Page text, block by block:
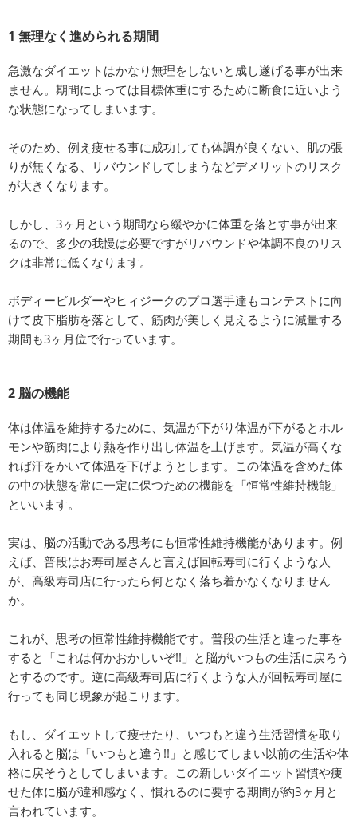
1 無理なく進められる期間
急激なダイエットはかなり無理をしないと成し遂げる事が出来
ません。期間によっては目標体重にするために断食に近いよう
な状態になってしまいます。
そのため、例え痩せる事に成功しても体調が良くない、肌の張
りが無くなる、リバウンドしてしまうなどデメリットのリスク
が大きくなります。
しかし、3ヶ月という期間なら緩やかに体重を落とす事が出来
るので、多少の我慢は必要ですがリバウンドや体調不良のリス
クは非常に低くなります。
ボディービルダーやヒィジークのプロ選手達もコンテストに向
けて皮下脂肪を落として、筋肉が美しく見えるように減量する
期間も3ヶ月位で行っています。
2 脳の機能
体は体温を維持するために、気温が下がり体温が下がるとホル
モンや筋肉により熱を作り出し体温を上げます。気温が高くな
れば汗をかいて体温を下げようとします。この体温を含めた体
の中の状態を常に一定に保つための機能を「恒常性維持機能」
といいます。
実は、脳の活動である思考にも恒常性維持機能があります。例
えば、普段はお寿司屋さんと言えば回転寿司に行くような人
が、高級寿司店に行ったら何となく落ち着かなくなりません
か。
これが、思考の恒常性維持機能です。普段の生活と違った事を
すると「これは何かおかしいぞ!!」と脳がいつもの生活に戻ろう
とするのです。逆に高級寿司店に行くような人が回転寿司屋に
行っても同じ現象が起こります。
もし、ダイエットして痩せたり、いつもと違う生活習慣を取り
入れると脳は「いつもと違う!!」と感じてしまい以前の生活や体
格に戻そうとしてしまいます。この新しいダイエット習慣や痩
せた体に脳が違和感なく、慣れるのに要する期間が約3ヶ月と
言われています。